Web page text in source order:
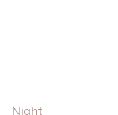
Night